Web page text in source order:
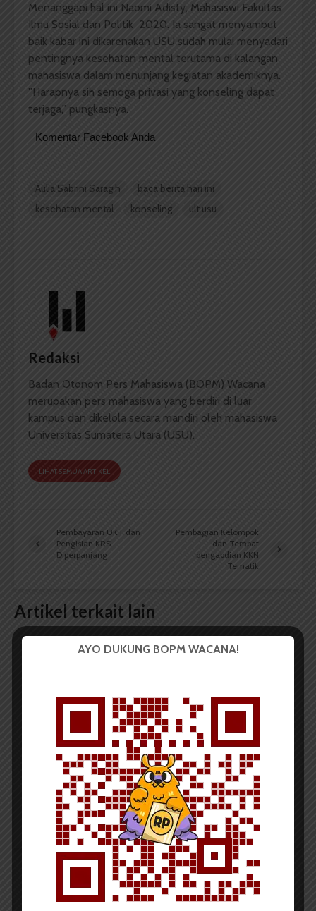
Menanggapi hal ini Naomi Adisty, Mahasiswi Fakultas
Ilmu Sosial dan Politik 2020. Ia sangat menyambut
baik kabar ini dikarenakan USU sudah mulai menyadari
pentingnya kesehatan mental terutama di kalangan
mahasiswa dalam menunjang kegiatan akademiknya.
”Harapnya sih semoga privasi yang konseling dapat
terjaga,” pungkasnya.
Komentar Facebook Anda
Aulia Sabrini Saragih
baca berita hari ini
kesehatan mental
konseling ult usu
Redaksi
Badan Otonom Pers Mahasiswa (BOPM) Wacana
merupakan pers mahasiswa yang berdiri di luar
kampus dan dikelola secara mandiri oleh mahasiswa
Universitas Sumatera Utara (USU).
LIHAT SEMUA ARTIKEL
Pembayaran UKT dan
Pengisian KRS
Diperpanjang
Pembagian Kelompok
dan Tempat
pengabdian KKN
Tematik
Artikel terkait lain
Vokal Grup Pada PEKSIMIDA 2026
Dark Mode | Moda Gelap
Oleh: Cyntia Lorena Br Tarigan USU, wacana.org –
Tim mahasiswa Universitas Sumatera Utara...
Redaksi 2 menit waktu baca
AYO DUKUNG BOPM WACANA!